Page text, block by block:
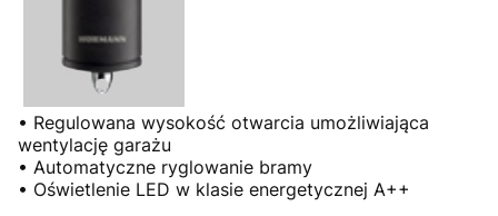
• Regulowana wysokość otwarcia umożliwiająca
wentylację garażu
• Automatyczne ryglowanie bramy
• Oświetlenie LED w klasie energetycznej A++